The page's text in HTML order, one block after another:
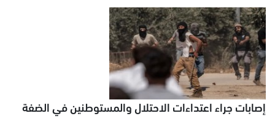
إصابات جراء اعتداءات الاحتلال والمستوطنين في الضفة